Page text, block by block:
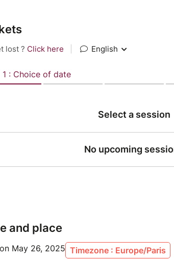
and place
May 26, 2025 Timezone : Europe/Paris